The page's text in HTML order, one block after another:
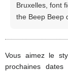
Bruxelles, font
the Beep Beep
Vous aimez le
prochaines